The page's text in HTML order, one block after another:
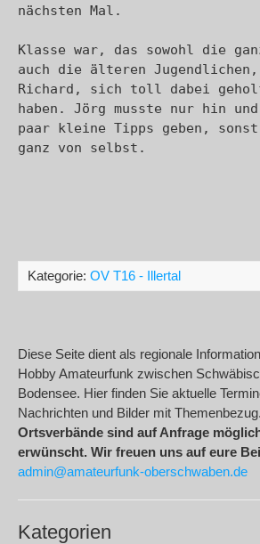
nächsten Mal.
Klasse war, das sowohl die
auch die älteren Jugendlichen,
Richard, sich toll dabei
haben. Jörg musste nur hin
paar kleine Tipps geben,
ganz von selbst.
Kategorie: OV T16 - Illertal
Diese Seite dient als regionale
Hobby Amateurfunk zwischen
Bodensee. Hier finden Sie aktuelle
Nachrichten und Bilder mit Themenbezug.
Ortsverbände sind auf Anfrage
erwünscht. Wir freuen uns auf eure
admin@amateurfunk-oberschwaben.de
Kategorien